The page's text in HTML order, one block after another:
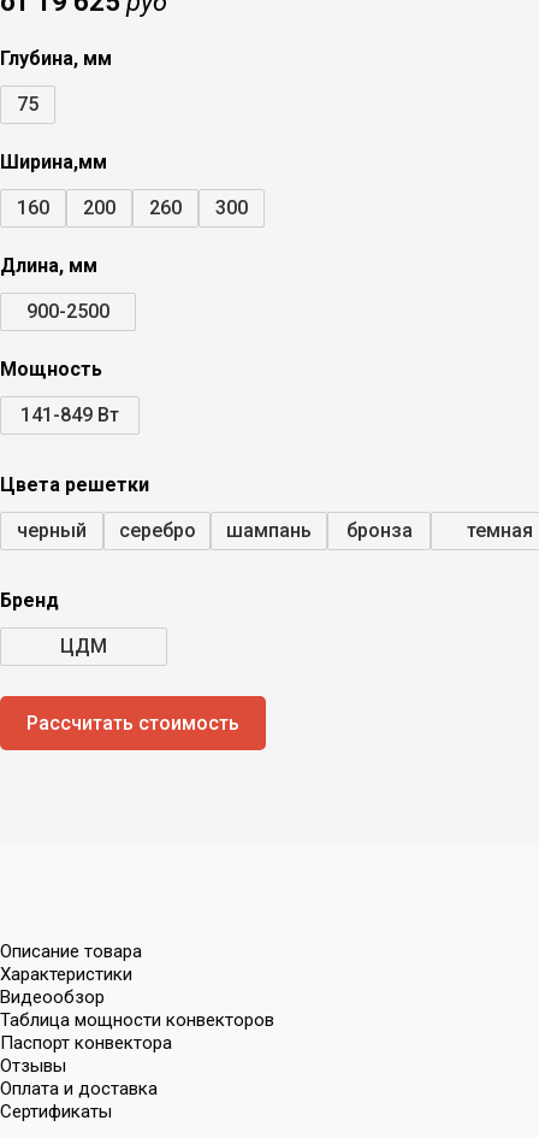
Глубина, мм
75
Ширина,мм
160
200 260 300
Длина, мм
900-2500
Мощность
141-849 Вт
Цвета решетки
черный
серебро шампань бронза темная
Бренд
ЦДМ
Рассчитать стоимость
Описание товара
Характеристики
Видеообзор
Таблица мощности конвекторов
Паспорт конвектора
Отзывы
Оплата и доставка
Сертификаты